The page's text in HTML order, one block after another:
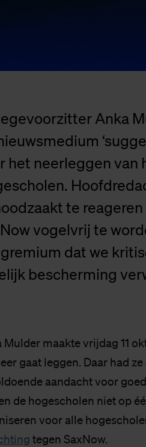
Anka
het neerleggen van
te
vogelvrij te
dat we
bescherming
Mulder maakte vrijdag 11
gaat leggen. Daar had
aandacht voor
de hogescholen niet op
voor alle
tegen SaxNow.